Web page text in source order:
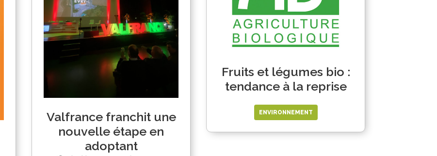
Valfrance franchit une
nouvelle étape en
adoptant
Fruits et légumes bio :
tendance à la reprise
ENVIRONNEMENT